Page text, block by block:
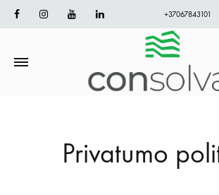
FacebookInstagramYoutubeLinkedin +37067843101
Privatumo